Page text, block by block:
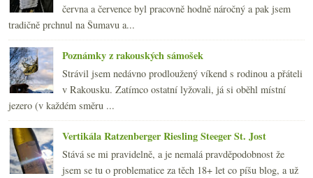
června a července byl pracovně hodně náročný a pak jsem
tradičně prchnul na Šumavu a...
Poznámky z rakouských sámošek
Strávil jsem nedávno prodloužený víkend s rodinou a přáteli
v Rakousku. Zatímco ostatní lyžovali, já si oběhl místní
jezero (v každém směru ...
Vertikála Ratzenberger Riesling Steeger St. Jost
Stává se mi pravidelně, a je nemalá pravděpodobnost že
jsem se tu o problematice za těch 18+ let co píšu blog, a už